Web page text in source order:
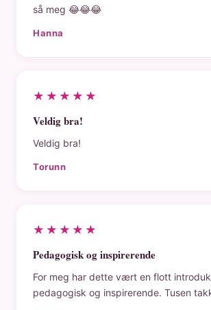
så meg 😂😂😂
Hanna
★★★★★
Veldig bra!
Veldig bra!
Torunn
★★★★★
Pedagogisk og inspirerende
For meg har dette vært en flott
pedagogisk og inspirerende. Tusen